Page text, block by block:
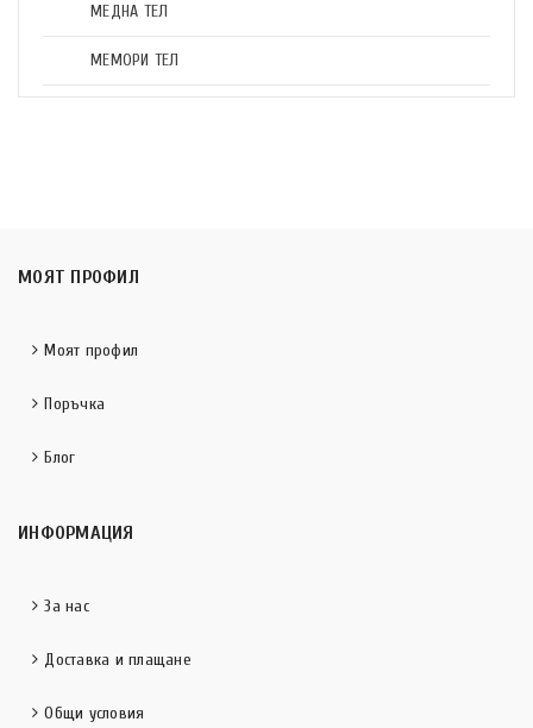
МЕДНА ТЕЛ
МЕМОРИ ТЕЛ
МОЯТ ПРОФИЛ
Моят профил
Поръчка
Блог
ИНФОРМАЦИЯ
За нас
Доставка и плащане
Общи условия